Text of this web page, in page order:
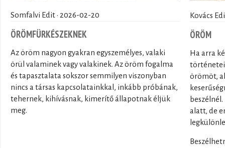
Somfalvi Edit · 2026-02-20
ÖRÖMFÜRKÉSZEKNEK
Az öröm nagyon gyakran egyszemélyes, valaki
örül valaminek vagy valakinek. Az öröm fogalma
és tapasztalata sokszor semmilyen viszonyban
nincs a társas kapcsolatainkkal, inkább próbának,
tehernek, kihívásnak, kimerítő állapotnak éljük
meg.
Kovács
ÖRÖM
Ha arra
örömöt,
alatt, de